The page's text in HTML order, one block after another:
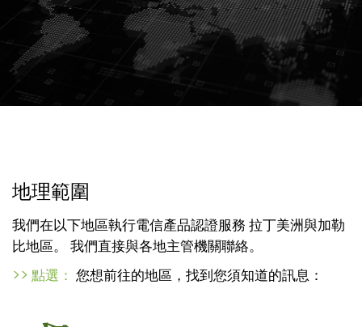
g
e
v
t
i
o
n
地理範圍
我們在以下地區執行電信產品認證服務 拉丁美洲與加勒
比地區。
我們直接與各地主管機關聯絡。
>> 點選： 您想前往的地區，找到您須知道的訊息：